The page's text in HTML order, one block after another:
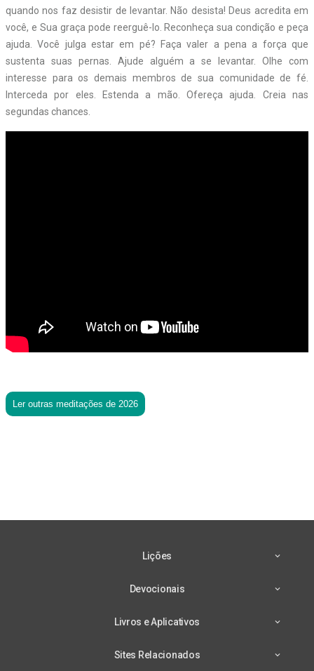
quando nos faz desistir de levantar. Não desista! Deus acredita em
você, e Sua graça pode reerguê-lo. Reconheça sua condição e peça
ajuda. Você julga estar em pé? Faça valer a pena a força que
sustenta suas pernas. Ajude alguém a se levantar. Olhe com
interesse para os demais membros de sua comunidade de fé.
Interceda por eles. Estenda a mão. Ofereça ajuda. Creia nas
segundas chances.
Ler outras meditações de 2026
Lições
Devocionais
Livros e Aplicativos
Sites Relacionados